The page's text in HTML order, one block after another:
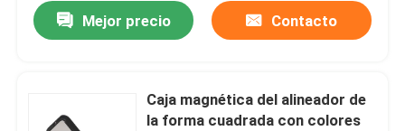
Mejor precio Contacto
Caja magnética del alineador de
la forma cuadrada con colores